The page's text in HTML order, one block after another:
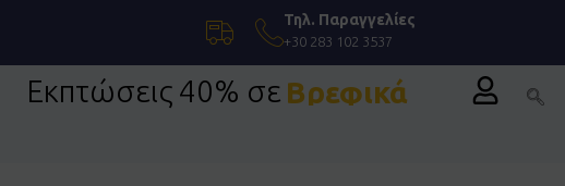
Τηλ. Παραγγελίες
+30 283 102 3537
Εκπτώσεις 40% σε
Βρεφικά